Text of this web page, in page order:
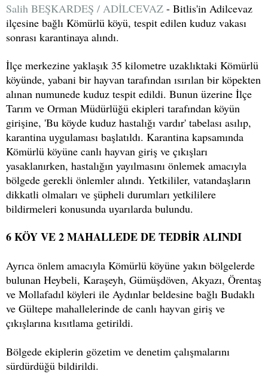
Salih BEŞKARDEŞ / ADİLCEVAZ - Bitlis'in Adilcevaz
ilçesine bağlı Kömürlü köyü, tespit edilen kuduz vakası
sonrası karantinaya alındı.
İlçe merkezine yaklaşık 35 kilometre uzaklıktaki Kömürlü
köyünde, yabani bir hayvan tarafından ısırılan bir köpekten
alınan numunede kuduz tespit edildi. Bunun üzerine İlçe
Tarım ve Orman Müdürlüğü ekipleri tarafından köyün
girişine, 'Bu köyde kuduz hastalığı vardır' tabelası asılıp,
karantina uygulaması başlatıldı. Karantina kapsamında
Kömürlü köyüne canlı hayvan giriş ve çıkışları
yasaklanırken, hastalığın yayılmasını önlemek amacıyla
bölgede gerekli önlemler alındı. Yetkililer, vatandaşların
dikkatli olmaları ve şüpheli durumları yetkililere
bildirmeleri konusunda uyarılarda bulundu.
6 KÖY VE 2 MAHALLEDE DE TEDBİR ALINDI
Ayrıca önlem amacıyla Kömürlü köyüne yakın bölgelerde
bulunan Heybeli, Karaşeyh, Gümüşdöven, Akyazı, Örentaş
ve Mollafadıl köyleri ile Aydınlar beldesine bağlı Budaklı
ve Gültepe mahallelerinde de canlı hayvan giriş ve
çıkışlarına kısıtlama getirildi.
Bölgede ekiplerin gözetim ve denetim çalışmalarını
sürdürdüğü bildirildi.